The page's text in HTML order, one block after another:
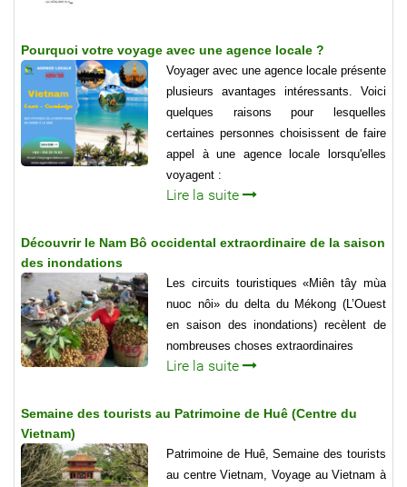
Pourquoi votre voyage avec une agence locale ?
Voyager avec une agence locale présente
plusieurs avantages intéressants. Voici
quelques raisons pour lesquelles
certaines personnes choisissent de faire
appel à une agence locale lorsqu'elles
voyagent :
Lire la suite
Découvrir le Nam Bô occidental extraordinaire de la saison
des inondations
Les circuits touristiques «Miên tây mùa
nuoc nôi» du delta du Mékong (L’Ouest
en saison des inondations) recèlent de
nombreuses choses extraordinaires
Lire la suite
Semaine des tourists au Patrimoine de Huê (Centre du
Vietnam)
Patrimoine de Huê, Semaine des tourists
au centre Vietnam, Voyage au Vietnam à